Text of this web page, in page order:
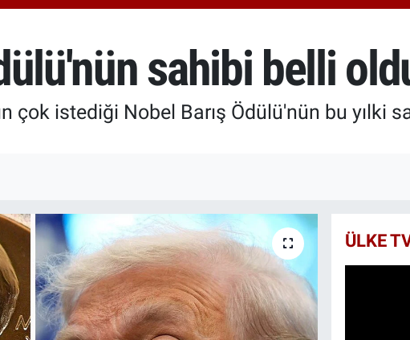
64.643,95
sahibi belli
çok istediği Nobel Barış Ödülü'nün bu yılki
ÜLKE